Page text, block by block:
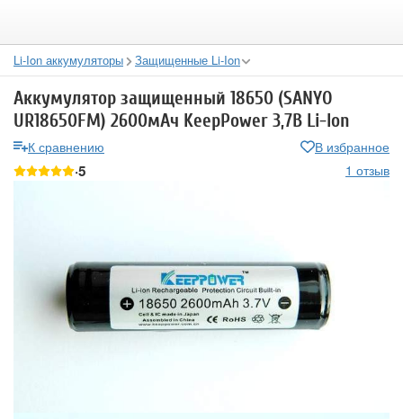
Li-Ion аккумуляторы Защищенные Li-Ion
Аккумулятор защищенный 18650 (SANYO
UR18650FM) 2600мАч KeepPower 3,7В Li-Ion
К сравнению В избранное
5 1 отзыв